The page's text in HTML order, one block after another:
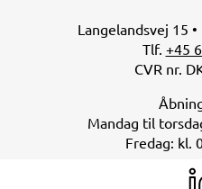
Langelandsvej 15
Tlf. +45
CVR nr.
Mandag til
Fredag: kl.